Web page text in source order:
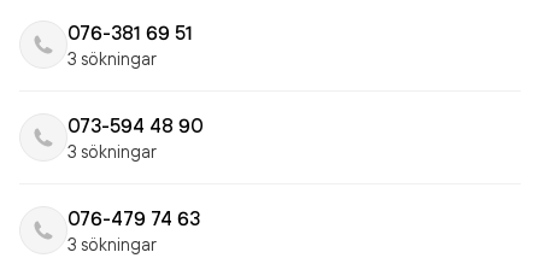
076-381 69 51
3 sökningar
073-594 48 90
3 sökningar
076-479 74 63
3 sökningar